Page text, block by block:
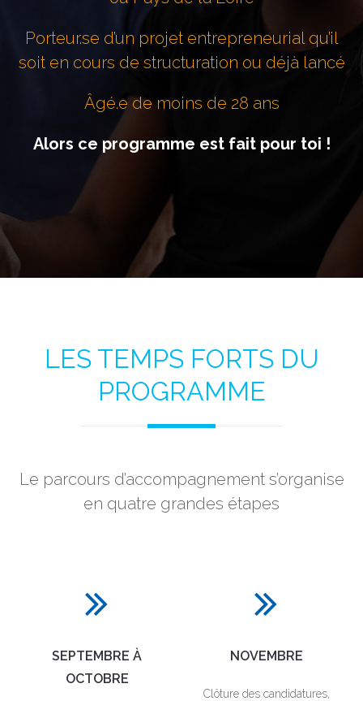
Porteur.se d’un projet entrepreneurial qu’il
soit en cours de structuration ou déjà lancé
Âgé.e de moins de 28 ans
Alors ce programme est fait pour toi !
LES TEMPS FORTS DU
PROGRAMME
Le parcours d’accompagnement s’organise
en quatre grandes étapes
SEPTEMBRE À
OCTOBRE
NOVEMBRE
Clôture des candidatures,